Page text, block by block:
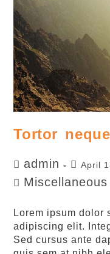
Tortor
admin April
Miscellaneous
Lorem ipsum dolor
adipiscing elit. Integer
Sed cursus ante
quis sem at nibh